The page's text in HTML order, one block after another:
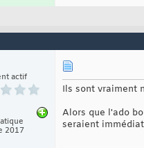
actif
2017
Ils sont vraiment
Alors que l'ado
seraient